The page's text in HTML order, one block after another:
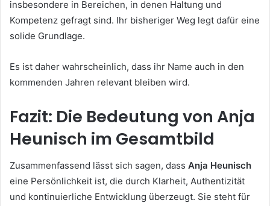
insbesondere in Bereichen, in denen Haltung und
Kompetenz gefragt sind. Ihr bisheriger Weg legt dafür eine
solide Grundlage.
Es ist daher wahrscheinlich, dass ihr Name auch in den
kommenden Jahren relevant bleiben wird.
Fazit: Die Bedeutung von Anja
Heunisch im Gesamtbild
Zusammenfassend lässt sich sagen, dass Anja Heunisch
eine Persönlichkeit ist, die durch Klarheit, Authentizität
und kontinuierliche Entwicklung überzeugt. Sie steht für